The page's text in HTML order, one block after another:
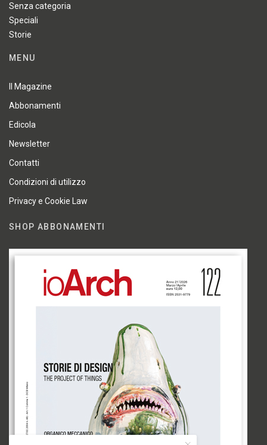
Senza categoria
Speciali
Storie
MENU
Il Magazine
Abbonamenti
Edicola
Newsletter
Contatti
Condizioni di utilizzo
Privacy e Cookie Law
SHOP ABBONAMENTI